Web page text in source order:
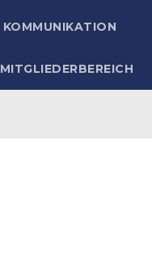
KOMMUNIKATION
MITGLIEDERBEREICH